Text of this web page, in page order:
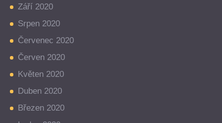
Září 2020
Srpen 2020
Červenec 2020
Červen 2020
Květen 2020
Duben 2020
Březen 2020